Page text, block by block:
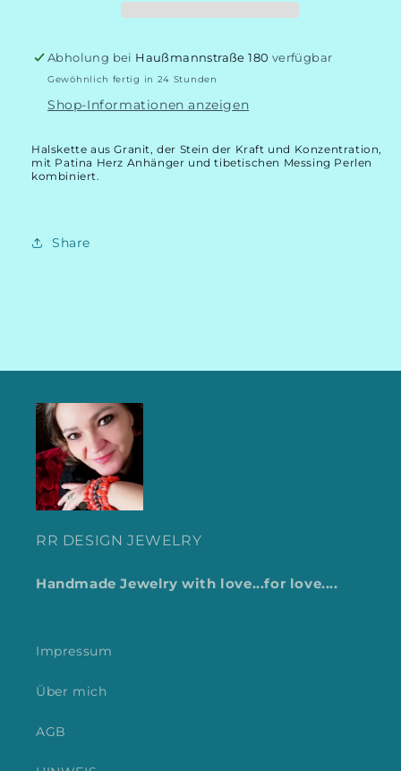
Abholung bei Haußmannstraße 180 verfügbar
Gewöhnlich fertig in 24 Stunden
Shop-Informationen anzeigen
Halskette aus Granit, der Stein der Kraft und Konzentration,
mit Patina Herz Anhänger und tibetischen Messing Perlen
kombiniert.
Share
RR DESIGN JEWELRY
Handmade Jewelry with love...for love....
Impressum
Über mich
AGB